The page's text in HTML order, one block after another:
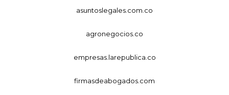
asuntoslegales.com.co
agronegocios.co
empresas.larepublica.co
firmasdeabogados.com